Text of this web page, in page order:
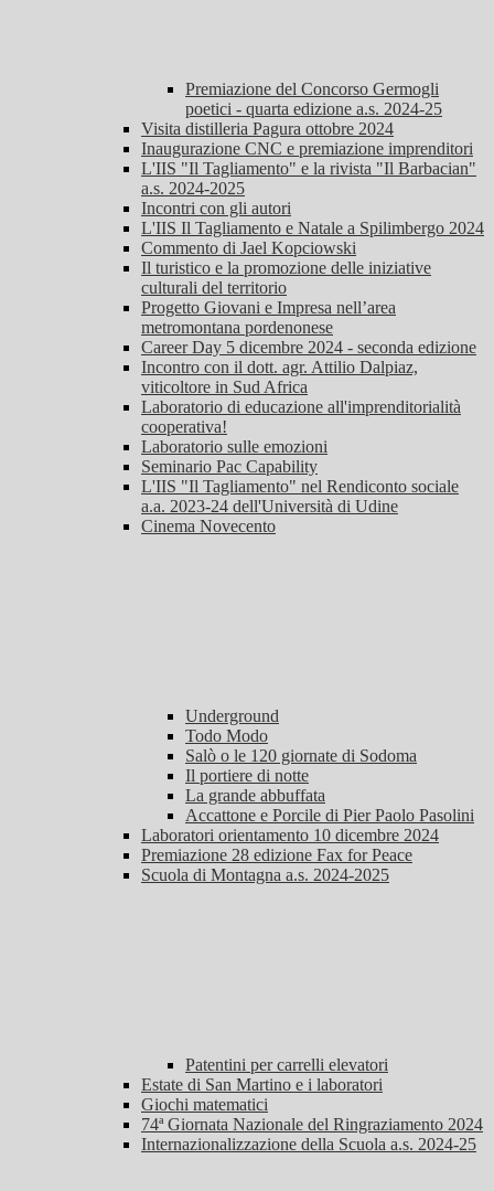
Premiazione del Concorso Germogli
poetici - quarta edizione a.s. 2024-25
Visita distilleria Pagura ottobre 2024
Inaugurazione CNC e premiazione imprenditori
L'IIS "Il Tagliamento" e la rivista "Il Barbacian"
a.s. 2024-2025
Incontri con gli autori
L'IIS Il Tagliamento e Natale a Spilimbergo 2024
Commento di Jael Kopciowski
Il turistico e la promozione delle iniziative
culturali del territorio
Progetto Giovani e Impresa nell’area
metromontana pordenonese
Career Day 5 dicembre 2024 - seconda edizione
Incontro con il dott. agr. Attilio Dalpiaz,
viticoltore in Sud Africa
Laboratorio di educazione all'imprenditorialità
cooperativa!
Laboratorio sulle emozioni
Seminario Pac Capability
L'IIS "Il Tagliamento" nel Rendiconto sociale
a.a. 2023-24 dell'Università di Udine
Cinema Novecento
Underground
Todo Modo
Salò o le 120 giornate di Sodoma
Il portiere di notte
La grande abbuffata
Accattone e Porcile di Pier Paolo Pasolini
Laboratori orientamento 10 dicembre 2024
Premiazione 28 edizione Fax for Peace
Scuola di Montagna a.s. 2024-2025
Patentini per carrelli elevatori
Estate di San Martino e i laboratori
Giochi matematici
74ª Giornata Nazionale del Ringraziamento 2024
Internazionalizzazione della Scuola a.s. 2024-25